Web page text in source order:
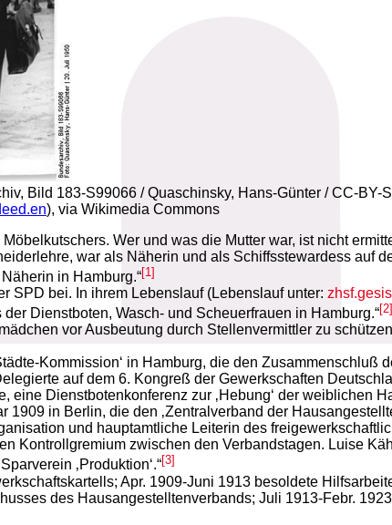
Bild 183-S99066 / Quaschinsky, Hans-Günter / CC-BY-
), via Wikimedia Commons
Wer und was die Mutter war, ist nicht
war als Näherin und als Schiffsstewardess auf
in Hamburg.“[1]
SPD bei. In ihrem Lebenslauf (Lebenslauf unter:
Dienstboten, Wasch- und Scheuerfrauen in Hamburg.“[2]
vor Ausbeutung durch Stellenvermittler zu
Kommission‘ in Hamburg, die den Zusammenschluß
auf dem 6. Kongreß der Gewerkschaften
eine Dienstbotenkonferenz zur ‚Hebung‘ der weiblichen
1909 in Berlin, die den ‚Zentralverband der
und hauptamtliche Leiterin des
Kontrollgremium zwischen den Verbandstagen. Luise
‚Produktion‘.“[3]
Apr. 1909-Juni 1913 besoldete
des Hausangestelltenverbands; Juli 1913-Febr.